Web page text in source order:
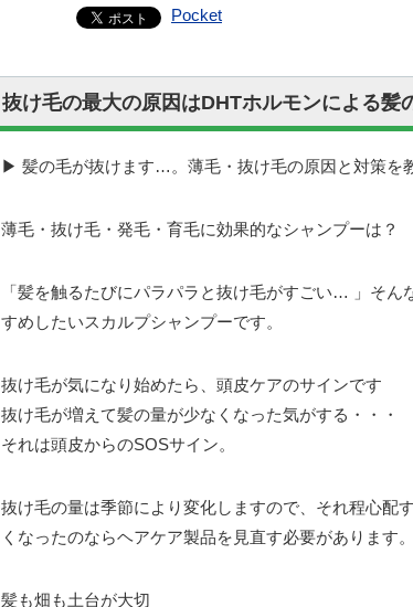
Pocket
抜け毛の最大の原因はDHTホルモンによる髪
▶ 髪の毛が抜けます…。薄毛・抜け毛の原因と対策を
薄毛・抜け毛・発毛・育毛に効果的なシャンプーは？
「髪を触るたびにパラパラと抜け毛がすごい… 」そん
すめしたいスカルプシャンプーです。
抜け毛が気になり始めたら、頭皮ケアのサインです
抜け毛が増えて髪の量が少なくなった気がする・・・
それは頭皮からのSOSサイン。
抜け毛の量は季節により変化しますので、それ程心配
くなったのならヘアケア製品を見直す必要があります。
髪も畑も土台が大切